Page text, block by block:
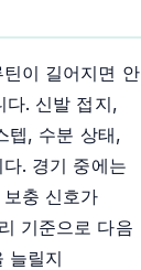
이 길어지면 안
다. 신발 접지,
텝, 수분 상태,
. 경기 중에는
충 신호가
기준으로 다음
늘릴지